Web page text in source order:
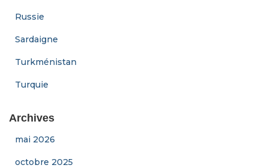
Russie
Sardaigne
Turkménistan
Turquie
Archives
mai 2026
octobre 2025